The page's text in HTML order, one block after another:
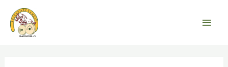
Inhalt
springen